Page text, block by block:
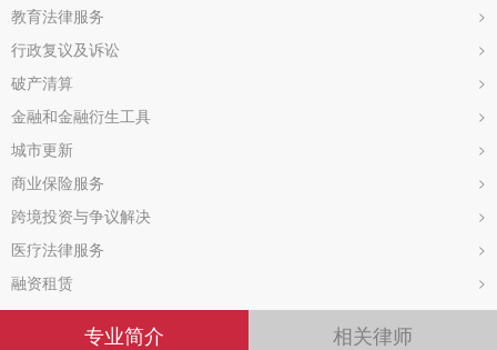
教育法律服务 >
行政复议及诉讼 >
破产清算 >
金融和金融衍生工具 >
城市更新 >
商业保险服务 >
跨境投资与争议解决 >
医疗法律服务 >
融资租赁 >
专业简介 相关律师